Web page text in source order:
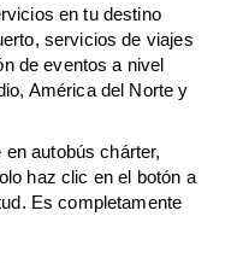
en tu destino
servicios de viajes
de eventos a nivel
América del Norte y
autobús chárter,
haz clic en el botón a
Es completamente